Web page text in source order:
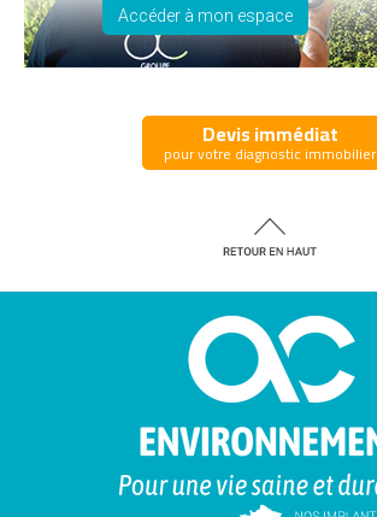
Accéder à mon espace
Devis immédiat
pour votre diagnostic immobilier